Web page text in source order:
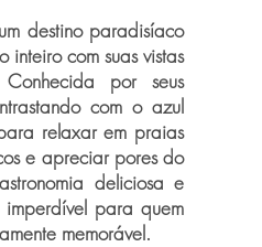
destino paradisíaco
inteiro com suas vistas
por seus
com o azul
relaxar em praias
e apreciar pores do
deliciosa e
imperdível para quem
memorável.